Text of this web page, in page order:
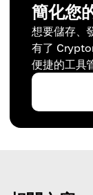
簡化您
想要儲存、
有了
便捷的工具